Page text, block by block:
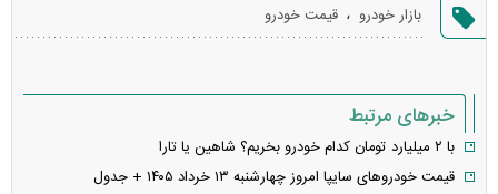
خطا
بازار خودرو ، قیمت خودرو
خبرهای مرتبط
با ۲ میلیارد تومان کدام خودرو بخریم؟ شاهین یا تارا
قیمت خودرو‌های سایپا امروز چهارشنبه ۱۳ خرداد ۱۴۰۵ + جدول